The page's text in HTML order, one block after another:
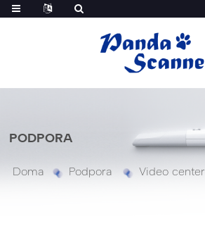
PODPORA
Doma Podpora Video center